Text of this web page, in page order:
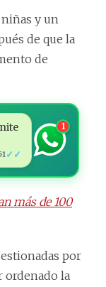
y un
de que la
de
✓✓
1
más de 100
por
ordenado la